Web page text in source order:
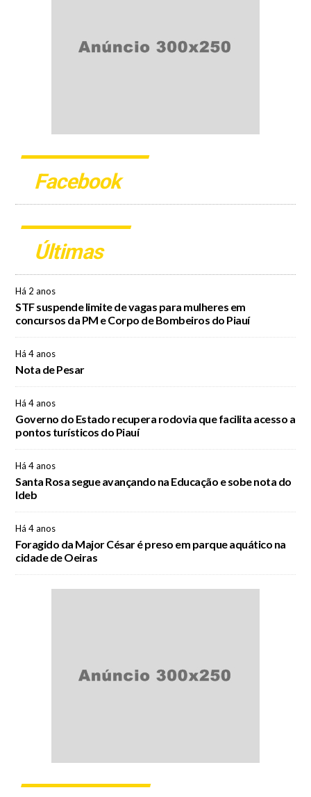
Facebook
Últimas
Há 2 anos
STF suspende limite de vagas para mulheres em
concursos da PM e Corpo de Bombeiros do Piauí
Há 4 anos
Nota de Pesar
Há 4 anos
Governo do Estado recupera rodovia que facilita acesso a
pontos turísticos do Piauí
Há 4 anos
Santa Rosa segue avançando na Educação e sobe nota do
Ideb
Há 4 anos
Foragido da Major César é preso em parque aquático na
cidade de Oeiras